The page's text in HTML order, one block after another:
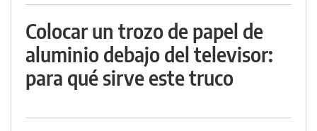
Colocar un trozo de papel de
aluminio debajo del televisor:
para qué sirve este truco